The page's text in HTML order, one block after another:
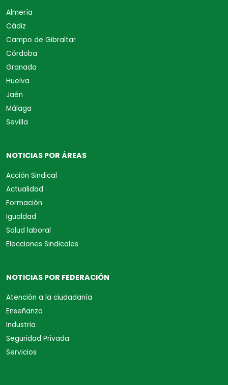
Almería
Cádiz
Campo de Gibraltar
Córdoba
Granada
Huelva
Jaén
Málaga
Sevilla
NOTICIAS POR ÁREAS
Acción Sindical
Actualidad
Formación
Igualdad
Salud laboral
Elecciones Sindicales
NOTICIAS POR FEDERACIÓN
Atención a la ciudadanía
Enseñanza
Industria
Seguridad Privada
Servicios